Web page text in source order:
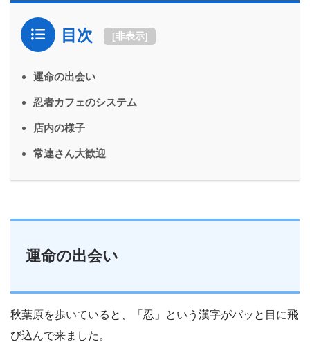
目次 [非表示]
運命の出会い
忍者カフェのシステム
店内の様子
常連さん大歓迎
運命の出会い
秋葉原を歩いていると、「忍」という漢字がパッと目に飛
び込んで来ました。